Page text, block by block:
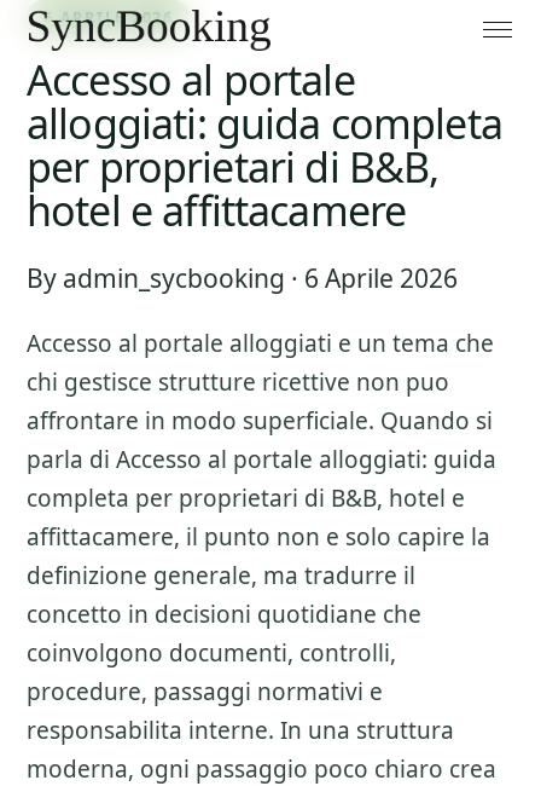
6 APRILE 2026
Accesso al portale
alloggiati: guida completa
per proprietari di B&B,
hotel e affittacamere
By admin_sycbooking · 6 Aprile 2026
Accesso al portale alloggiati e un tema che
chi gestisce strutture ricettive non puo
affrontare in modo superficiale. Quando si
parla di Accesso al portale alloggiati: guida
completa per proprietari di B&B, hotel e
affittacamere, il punto non e solo capire la
definizione generale, ma tradurre il
concetto in decisioni quotidiane che
coinvolgono documenti, controlli,
procedure, passaggi normativi e
responsabilita interne. In una struttura
moderna, ogni passaggio poco chiaro crea